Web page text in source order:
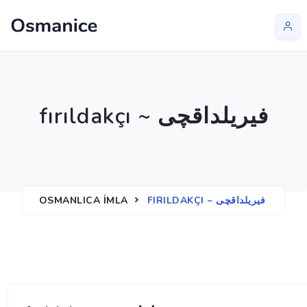
fırıldakçı ~ فیریلداقچی
OSMANLICA İMLA FIRILDAKÇI ~ فیریلداقچی